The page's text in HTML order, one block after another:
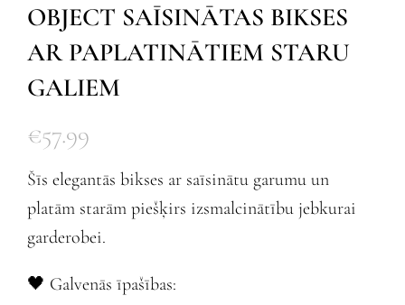
OBJECT SAĪSINĀTAS BIKSES
AR PAPLATINĀTIEM STARU
GALIEM
€57.99
Šīs elegantās bikses ar saīsinātu garumu un
platām starām piešķirs izsmalcinātību jebkurai
garderobei.
🖤 Galvenās īpašības: